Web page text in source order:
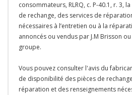
consommateurs, RLRQ, c. P-40.1, r. 3,
de rechange, des services de
nécessaires à l’entretien ou à la
annoncés ou vendus par J.M Brisson
groupe.
Vous pouvez consulter l'avis du
de disponibilité des pièces de
réparation et des renseignements